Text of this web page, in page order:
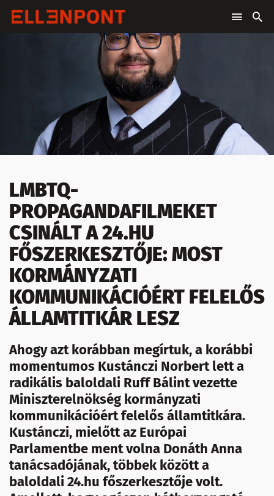
LMBTQ-
PROPAGANDAFILMEKET
CSINÁLT A 24.HU
FŐSZERKESZTŐJE: MOST
KORMÁNYZATI
KOMMUNIKÁCIÓÉRT FELELŐS
ÁLLAMTITKÁR LESZ
Ahogy azt korábban megírtuk, a korábbi
momentumos Kustánczi Norbert lett a
radikális baloldali Ruff Bálint vezette
Miniszterelnökség kormányzati
kommunikációért felelős államtitkára.
Kustánczi, mielőtt az Európai
Parlamentbe ment volna Donáth Anna
tanácsadójának, többek között a
baloldali 24.hu főszerkesztője volt.